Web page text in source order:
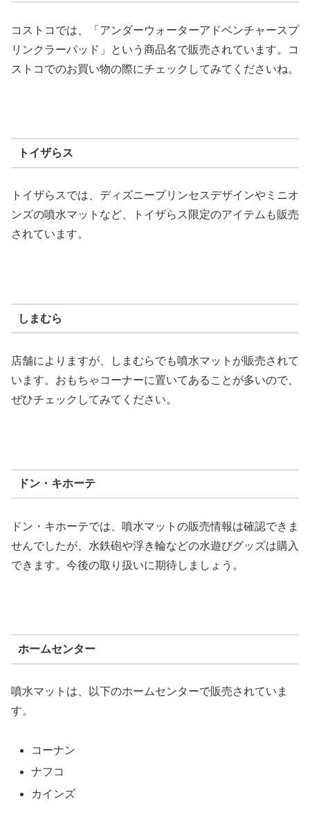
コストコでは、「アンダーウォーターアドベンチャースプ
リンクラーパッド」という商品名で販売されています。コ
ストコでのお買い物の際にチェックしてみてくださいね。
トイザらス
トイザらスでは、ディズニープリンセスデザインやミニオ
ンズの噴水マットなど、トイザらス限定のアイテムも販売
されています。
しまむら
店舗によりますが、しまむらでも噴水マットが販売されて
います。おもちゃコーナーに置いてあることが多いので、
ぜひチェックしてみてください。
ドン・キホーテ
ドン・キホーテでは、噴水マットの販売情報は確認できま
せんでしたが、水鉄砲や浮き輪などの水遊びグッズは購入
できます。今後の取り扱いに期待しましょう。
ホームセンター
噴水マットは、以下のホームセンターで販売されていま
す。
コーナン
ナフコ
カインズ